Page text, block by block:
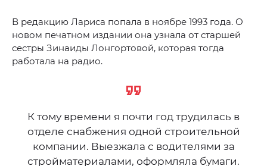
В редакцию Лариса попала в ноябре 1993 года. О
новом печатном издании она узнала от старшей
сестры Зинаиды Лонгортовой, которая тогда
работала на радио.
К тому времени я почти год трудилась в
отделе снабжения одной строительной
компании. Выезжала с водителями за
стройматериалами, оформляла бумаги.